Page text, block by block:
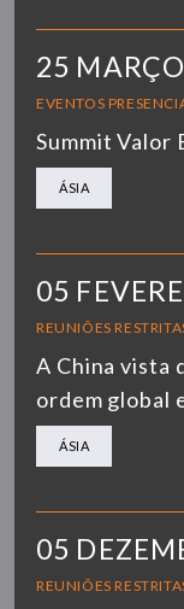
25
EVENTOS
Summit Valor
ÁSIA
05
REUNIÕES
A China vista
ordem global
ÁSIA
05
REUNIÕES